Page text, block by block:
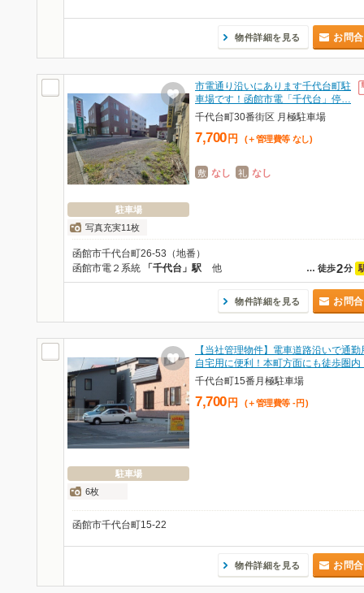
物件詳細を見る お問
駐車場
写真充実11枚
市電通り沿いにあります千代台町駐
車場です！函館市電「千代台」停…
千代台町30番街区 月極駐車場
7,700 円 (＋管理費等 なし)
敷 なし 礼 なし
函館市千代台町26-53（地番）
… 徒歩2分
函館市電２系統 「千代台」駅 他
物件詳細を見る お問
駐車場
6枚
【当社管理物件】電車道路沿いで通勤
自宅用に便利！本町方面にも徒歩圏
千代台町15番月極駐車場
7,700 円 (＋管理費等 - 円 )
函館市千代台町15-22
物件詳細を見る お問